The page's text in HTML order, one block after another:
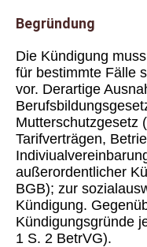
Begründung
Die Kündigung
für bestimmte Fälle
vor. Derartige
Mutterschutzgesetz
Tarifverträgen,
außerordentlicher
BGB); zur
Kündigung.
Kündigungsgründe
1 S. 2 BetrVG).